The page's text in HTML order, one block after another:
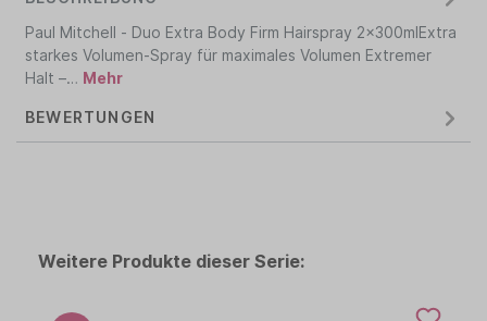
Paul Mitchell - Duo Extra Body Firm Hairspray 2x300mlExtra
starkes Volumen-Spray für maximales Volumen Extremer
Halt –… Mehr
BEWERTUNGEN
Weitere Produkte dieser Serie: